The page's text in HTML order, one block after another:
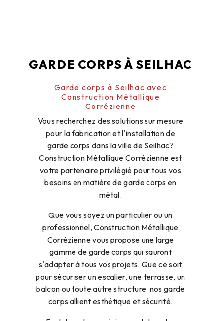
GARDE CORPS À SEILHAC
Garde corps à Seilhac avec
Construction Métallique
Corrézienne
Vous recherchez des solutions sur mesure
pour la fabrication et l'installation de
garde corps dans la ville de Seilhac?
Construction Métallique Corrézienne est
votre partenaire privilégié pour tous vos
besoins en matière de garde corps en
métal.
Que vous soyez un particulier ou un
professionnel, Construction Métallique
Corrézienne vous propose une large
gamme de garde corps qui sauront
s'adapter à tous vos projets. Que ce soit
pour sécuriser un escalier, une terrasse, un
balcon ou toute autre structure, nos garde
corps allient esthétique et sécurité.